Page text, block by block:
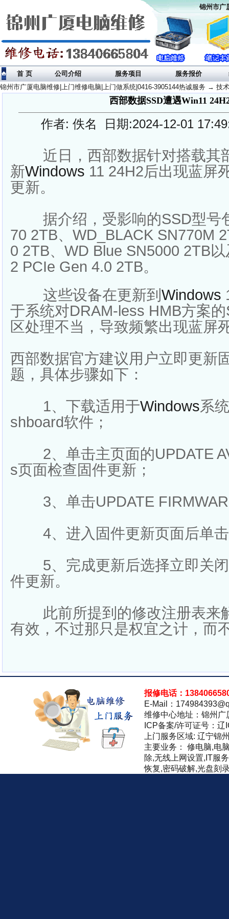
锦州市广
首 页 公司介绍 服务项目 服务报价
锦州市广厦电脑维修|上门维修电脑|上门做系统|0416-3905144热诚服务 → 技
西部数据SSD遭遇Win11
作者: 佚名 日期:2024-12-01
近日，西部数据针对搭载其
新Windows 11 24H2后出现蓝屏
更新。
据介绍，受影响的SSD型号
70 2TB、WD_BLACK SN770M
0 2TB、WD Blue SN5000 2TB
2 PCIe Gen 4.0 2TB。
这些设备在更新到 Windows
于系统对DRAM-less HMB方案
区处理不当，导致频繁出现蓝屏
西部数据官方建议用户立即更新
题，具体步骤如下：
1、下载适用于Windows系
shboard软件；
2、单击主页面的UPDATE
s页面检查固件更新；
3、单击UPDATE
4、进入固件更新页面后单
5、完成更新后选择立即关
件更新。
此前所提到的修改注册表来
有效，不过那只是权宜之计，而
报修电话：
E-Mail：
维修中心地址：锦州广
ICP备案/许可证号：
上门服务区域: 辽宁锦
主要业务： 修电脑,电
除,无线上网设置,IT服
恢复,密码破解,光盘刻